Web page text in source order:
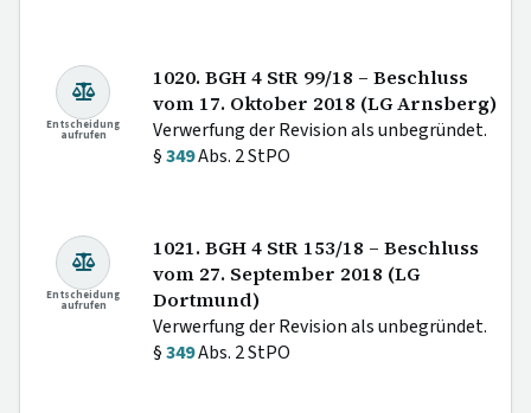
Entscheidung
aufrufen
1020. BGH 4 StR 99/18 – Beschluss
vom 17. Oktober 2018 (LG Arnsberg)
Verwerfung der Revision als unbegründet.
§349Abs. 2 StPO
Entscheidung
aufrufen
1021. BGH 4 StR 153/18 – Beschluss
vom 27. September 2018 (LG
Dortmund)
Verwerfung der Revision als unbegründet.
§349Abs. 2 StPO